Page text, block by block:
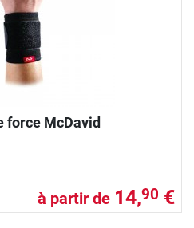
force McDavid
à partir de 14,90 €